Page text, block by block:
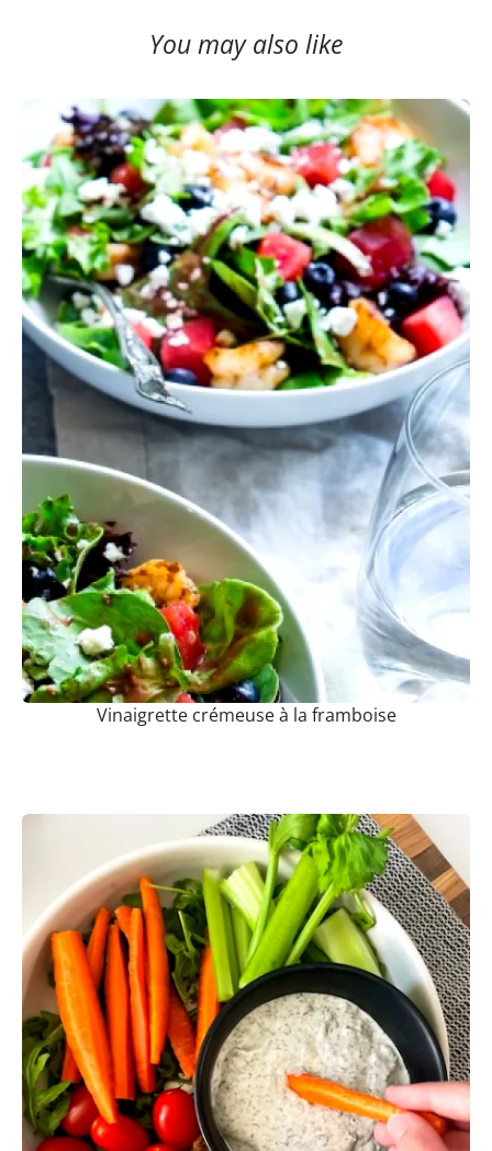
You may also like
Vinaigrette crémeuse à la framboise